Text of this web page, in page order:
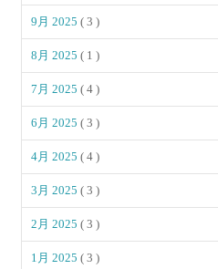
9月 2025( 3 )
8月 2025( 1 )
7月 2025( 4 )
6月 2025( 3 )
4月 2025( 4 )
3月 2025( 3 )
2月 2025( 3 )
1月 2025( 3 )